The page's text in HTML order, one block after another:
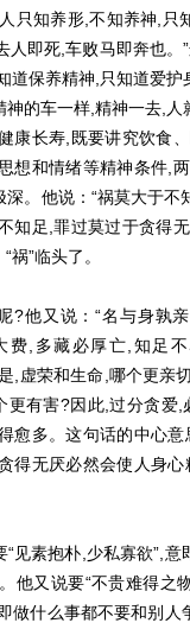
只知养形,不知养神,只
人即死,车败马即奔也。
道保养精神,只知道爱
神的车一样,精神一去,
康长寿,既要讲究饮食
想和情绪等精神条件,
。他说：“祸莫大于不
知足,罪过莫过于贪得
祸”临头了。
又说：“名与身孰亲
费,多藏必厚亡,知足
,虚荣和生命,哪个更亲
更有害?因此,过分贪爱,
愈多。这句话的中心
得无厌必然会使人身
素抱朴,少私寡欲”,意
他又说要“不贵难得之
做什么事都不要和别人